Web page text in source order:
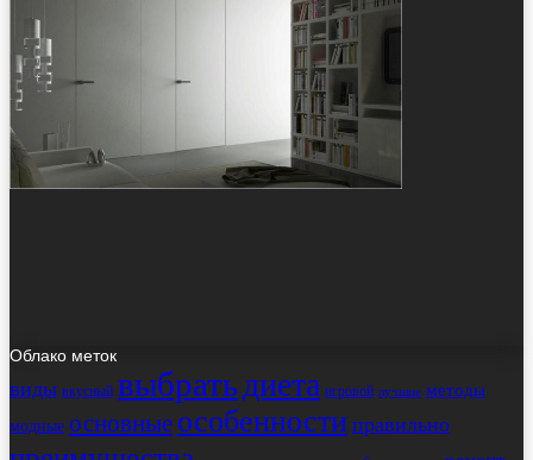
Облако меток
виды вкусный выбратьдиета игровой лучшие методы
модные основные особенности правильно